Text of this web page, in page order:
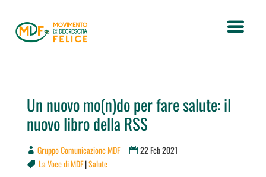
Un nuovo mo(n)do per fare salute: il
nuovo libro della RSS
Gruppo Comunicazione MDF 22 Feb 2021
 La Voce di MDF|Salute